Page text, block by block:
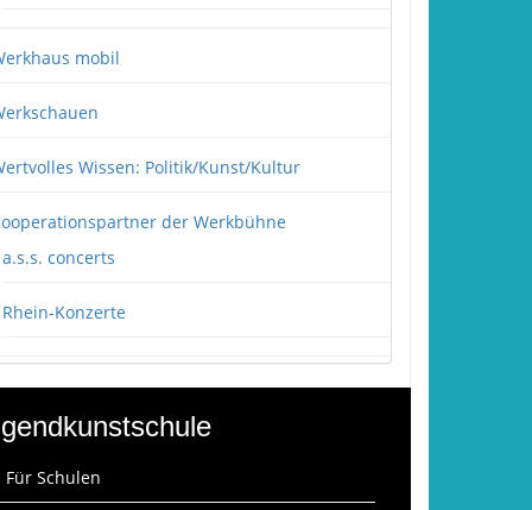
mobil
Wissen: Politik/Kunst/Kultur
der Werkbühne
a.s.s. concerts
Rhein-Konzerte
Für Schulen